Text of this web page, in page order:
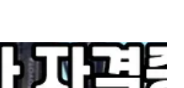
은 글 맨 아래에 있습니다 지게차 운전기
때 한 번에 회전해서 놓다가 금 밟아서 탈락
함해서 다른 거는 학원에서 배운 대로 해
에서 찾아봐도 괜찮습니다. 두 번째 시험에